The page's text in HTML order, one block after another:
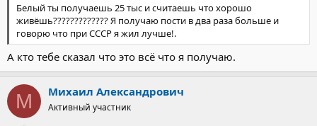
Белый ты получаешь 25 тыс и считаешь что хорошо
живёшь????????????? Я получаю пости в два раза больше и
говорю что при СССР я жил лучше!.
А кто тебе сказал что это всё что я получаю.
М Михаил Александрович
Активный участник